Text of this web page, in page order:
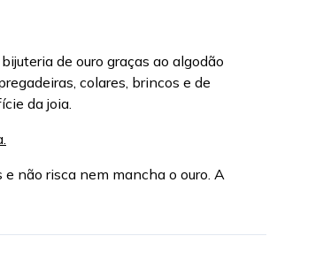
de ouro graças ao algodão
colares, brincos e de
da joia.
não risca nem mancha o ouro. A